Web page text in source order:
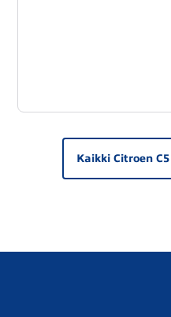
Kaikki Citroen